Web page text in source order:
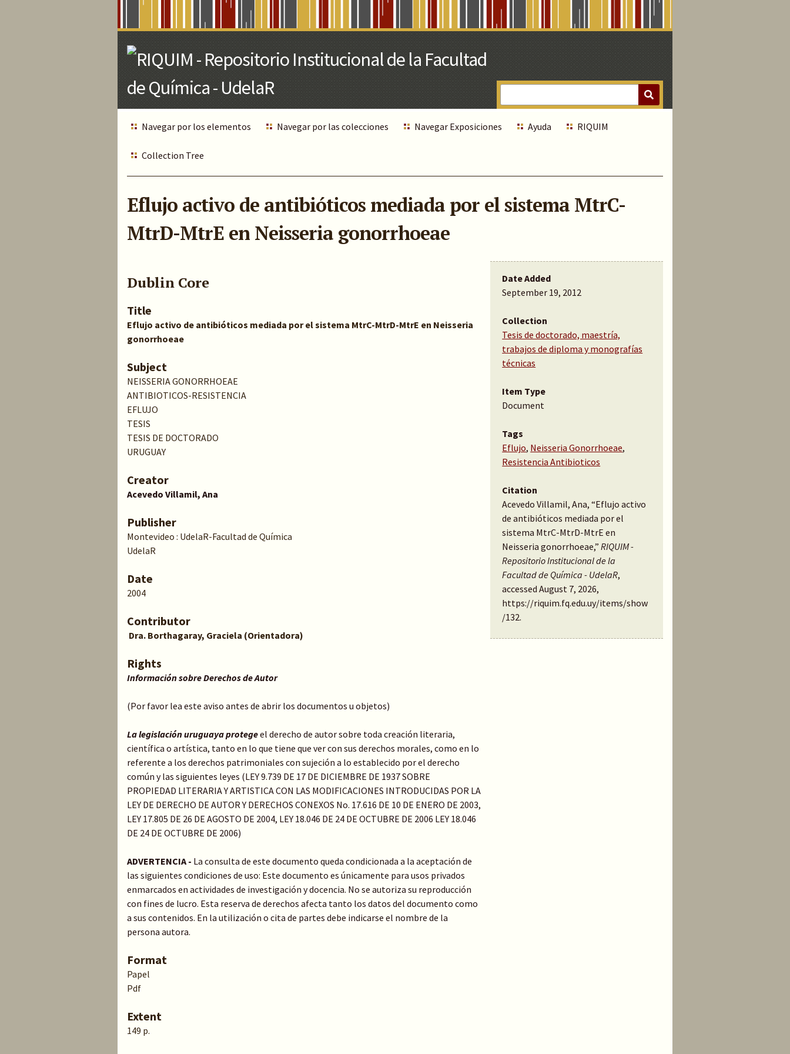
Navegar por los elementos Navegar por las colecciones Navegar Exposiciones Ayuda RIQUIM
Collection Tree
Eflujo activo de antibióticos mediada por el sistema MtrC-
MtrD-MtrE en Neisseria gonorrhoeae
Dublin Core
Title
Eflujo activo de antibióticos mediada por el sistema MtrC-MtrD-MtrE en Neisseria
gonorrhoeae
Subject
NEISSERIA GONORRHOEAE
ANTIBIOTICOS-RESISTENCIA
EFLUJO
TESIS
TESIS DE DOCTORADO
URUGUAY
Creator
Acevedo Villamil, Ana
Publisher
Montevideo : UdelaR-Facultad de Química
UdelaR
Date
2004
Contributor
Dra. Borthagaray, Graciela (Orientadora)
Rights
Información sobre Derechos de Autor
(Por favor lea este aviso antes de abrir los documentos u objetos)
La legislación uruguaya protegeel derecho de autor sobre toda creación literaria,
científica o artística, tanto en lo que tiene que ver con sus derechos morales, como en lo
referente a los derechos patrimoniales con sujeción a lo establecido por el derecho
común y las siguientes leyes (LEY 9.739 DE 17 DE DICIEMBRE DE 1937 SOBRE
PROPIEDAD LITERARIA Y ARTISTICA CON LAS MODIFICACIONES INTRODUCIDAS POR LA
LEY DE DERECHO DE AUTOR Y DERECHOS CONEXOS No. 17.616 DE 10 DE ENERO DE 2003,
LEY 17.805 DE 26 DE AGOSTO DE 2004, LEY 18.046 DE 24 DE OCTUBRE DE 2006 LEY 18.046
DE 24 DE OCTUBRE DE 2006)
ADVERTENCIA - La consulta de este documento queda condicionada a la aceptación de
las siguientes condiciones de uso: Este documento es únicamente para usos privados
enmarcados en actividades de investigación y docencia. No se autoriza su reproducción
con fines de lucro. Esta reserva de derechos afecta tanto los datos del documento como
a sus contenidos. En la utilización o cita de partes debe indicarse el nombre de la
persona autora.
Format
Papel
Pdf
Extent
149 p.
Date Added
September 19, 2012
Collection
Tesis de doctorado, maestría,
trabajos de diploma y monografías
técnicas
Item Type
Document
Tags
Eflujo, Neisseria Gonorrhoeae,
Resistencia Antibioticos
Citation
Acevedo Villamil, Ana, “Eflujo activo
de antibióticos mediada por el
sistema MtrC-MtrD-MtrE en
Neisseria gonorrhoeae,”RIQUIM -
Repositorio Institucional de la
Facultad de Química - UdelaR,
accessed August 7, 2026,
https://riquim.fq.edu.uy/items/show
/132.